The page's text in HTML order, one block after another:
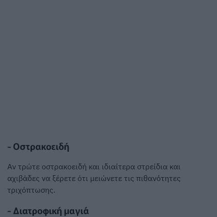
- Οστρακοειδή
Αν τρώτε οστρακοειδή και ιδιαίτερα στρείδια και
αχιβάδες να ξέρετε ότι μειώνετε τις πιθανότητες
τριχόπτωσης.
- Διατροφική μαγιά